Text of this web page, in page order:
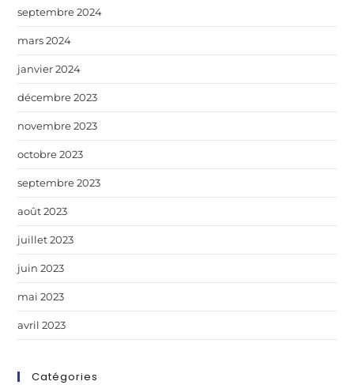
septembre 2024
mars 2024
janvier 2024
décembre 2023
novembre 2023
octobre 2023
septembre 2023
août 2023
juillet 2023
juin 2023
mai 2023
avril 2023
Catégories